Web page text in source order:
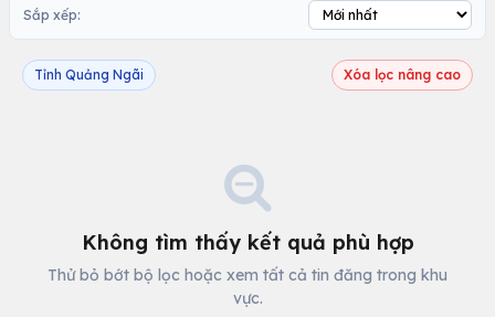
Sắp xếp:
Tỉnh Quảng Ngãi Xóa lọc nâng cao
Không tìm thấy kết quả phù hợp
Thử bỏ bớt bộ lọc hoặc xem tất cả tin đăng trong khu
vực.